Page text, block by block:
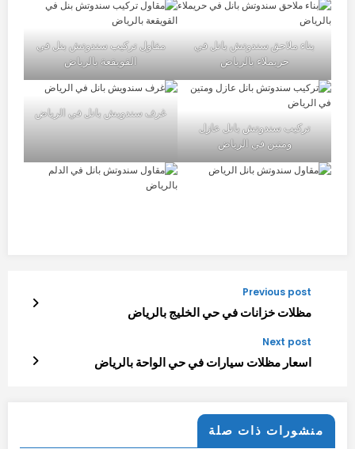
بناء ملاحق سندوتش بانل في
حريملاء بالرياض
مقاول تركيب سندوتش بنل في
القويقعة بالرياض
تركيب سندوتش بانل عازل
ومتين في الرياض
غرف سندويش بانل في الرياض
Previous post
مظلات خزانات في حي الخليج بالرياض
Next post
اسعار مظلات سيارات في حي الواحة بالرياض
منشورات ذات صلة